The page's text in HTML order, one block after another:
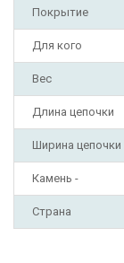
Покрытие
Для кого
Вес
Длина цепочки
Ширина цепочки
Камень -
Страна